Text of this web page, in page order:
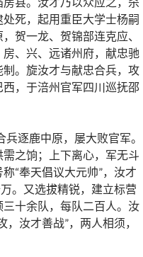
死，起用重臣大学士杨嗣
贺一龙、贺锦部连克应、
、兴、远诸州府，献忠驰
。旋汝才与献忠合兵，攻
，于涪州官军四川巡抚邵
逐鹿中原，屡大败官军。
之饷；上下离心，军无斗
“奉天倡议大元帅”，汝才
。又选拔精锐，建立标营
十余队，每队二百人。汝
汝才善战”，两人相须，